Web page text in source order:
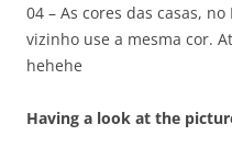
04 – As cores das casas,
vizinho use a mesma cor.
hehehe
Having a look at the